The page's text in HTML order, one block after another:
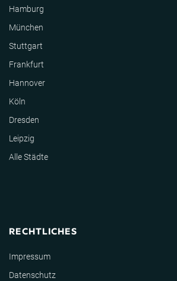
Hamburg
München
Stuttgart
Frankfurt
Hannover
Köln
Dresden
Leipzig
Alle Städte
RECHTLICHES
Impressum
Datenschutz